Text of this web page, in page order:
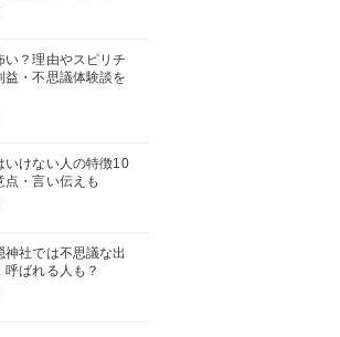
い？理由やスピリチ
益・不思議体験談を
いけない人の特徴10
点・言い伝えも
神社では不思議な出
ばれる人も？